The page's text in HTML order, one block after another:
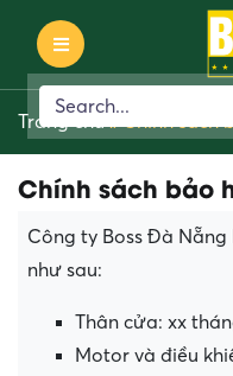
Trang chủ
Chính sách bảo
Công ty Boss Đà
như sau:
Thân cửa: xx
Motor và điều